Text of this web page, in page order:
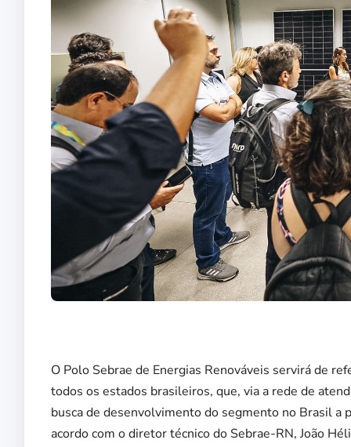
O Polo Sebrae de Energias Renováveis servirá de
todos os estados brasileiros, que, via a rede de
busca de desenvolvimento do segmento no Brasil a
acordo com o diretor técnico do Sebrae-RN, João